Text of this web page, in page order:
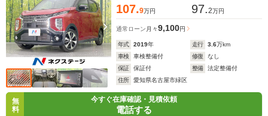
107.9万円 97.2万円
通常ローン 月々9,100円
年式 2019年 走行 3.6万km
車検
車検整備付 修復
なし
保証
保証付 整備
法定整備付
住所
愛知県名古屋市緑区
無
料
今すぐ在庫確認・見積依頼
電話する